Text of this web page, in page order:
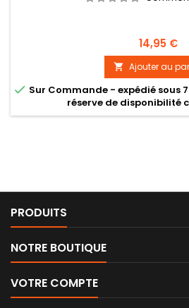
Prix
14,95 €
 Ajouter au
 Sur Commande - expédié sous
réserve de disponibilité
PRODUITS
NOTRE BOUTIQUE
VOTRE COMPTE